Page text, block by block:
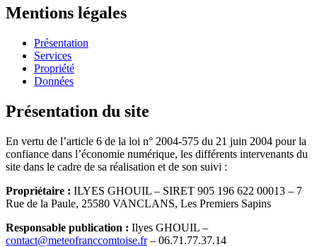
Mentions légales
Présentation
Services
Propriété
Données
Présentation du site
En vertu de l’article 6 de la loi n° 2004-575 du 21 juin 2004 pour la
confiance dans l’économie numérique, les différents intervenants du
site dans le cadre de sa réalisation et de son suivi :
Propriétaire : ILYES GHOUIL – SIRET 905 196 622 00013 – 7
Rue de la Paule, 25580 VANCLANS, Les Premiers Sapins
Responsable publication : Ilyes GHOUIL –
contact@meteofranccomtoise.fr– 06.71.77.37.14